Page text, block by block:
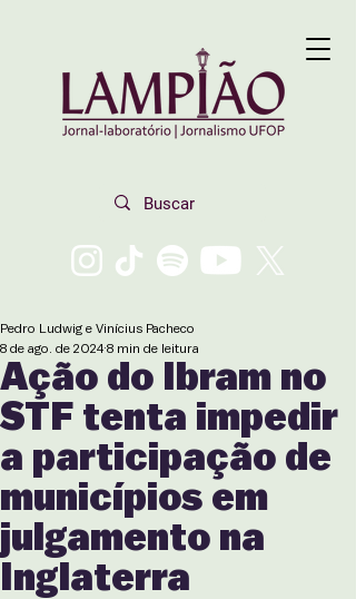
Ação do Ibram no
STF tenta impedir
a participação de
municípios em
julgamento na
Inglaterra
Pedro Ludwig e Vinícius Pacheco
8 de ago. de 2024 8 min de leitura